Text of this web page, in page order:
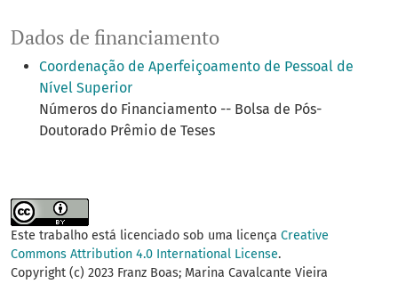
Dados de financiamento
Coordenação de Aperfeiçoamento de Pessoal de
Nível Superior
Números do Financiamento -- Bolsa de Pós-
Doutorado Prêmio de Teses
Este trabalho está licenciado sob uma licença Creative
Commons Attribution 4.0 International License.
Copyright (c) 2023 Franz Boas; Marina Cavalcante Vieira